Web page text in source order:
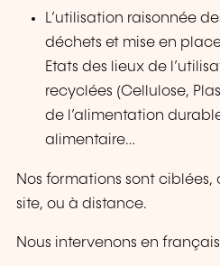
L’utilisation raisonnée
déchets et mise en
Etats des lieux de
recyclées (Cellulose,
de l’alimentation
alimentaire…
Nos formations sont ciblées,
site, ou à distance.
Nous intervenons en